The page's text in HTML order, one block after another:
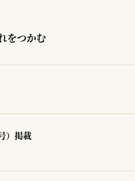
をつかむ
）掲載